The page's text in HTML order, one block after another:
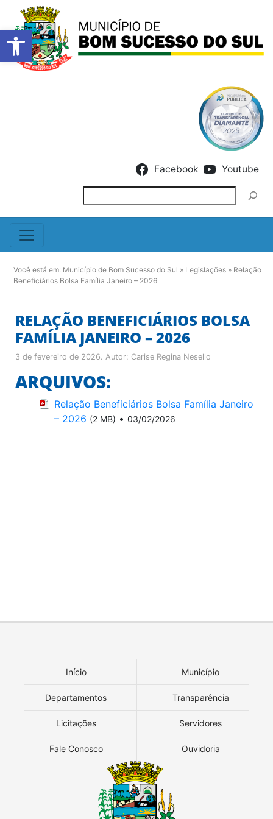
Barra de Ferramentas
Facebook Youtube
Você está em: Município de Bom Sucesso do Sul » Legislações » Relação
Beneficiários Bolsa Família Janeiro – 2026
RELAÇÃO BENEFICIÁRIOS BOLSA
FAMÍLIA JANEIRO – 2026
3 de fevereiro de 2026. Autor: Carise Regina Nesello
ARQUIVOS:
Relação Beneficiários Bolsa Família Janeiro
– 2026 (2 MB) • 03/02/2026
Início Município
Departamentos Transparência
Licitações Servidores
Fale Conosco Ouvidoria